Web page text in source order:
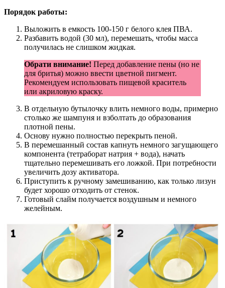
Порядок работы:
Выложить в емкость 100-150 г белого клея ПВА.
Разбавить водой (30 мл), перемешать, чтобы масса
получилась не слишком жидкая.
Обрати внимание! Перед добавление пены (но не
для бритья) можно ввести цветной пигмент.
Рекомендуем использовать пищевой краситель
или акриловую краску.
В отдельную бутылочку влить немного воды, примерно
столько же шампуня и взболтать до образования
плотной пены.
Основу нужно полностью перекрыть пеной.
В перемешанный состав капнуть немного загущающего
компонента (тетраборат натрия + вода), начать
тщательно перемешивать его ложкой. При потребности
увеличить дозу активатора.
Приступить к ручному замешиванию, как только лизун
будет хорошо отходить от стенок.
Готовый слайм получается воздушным и немного
желейным.